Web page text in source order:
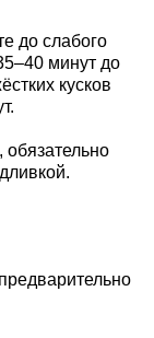
до слабого
минут до
кусков
обязательно